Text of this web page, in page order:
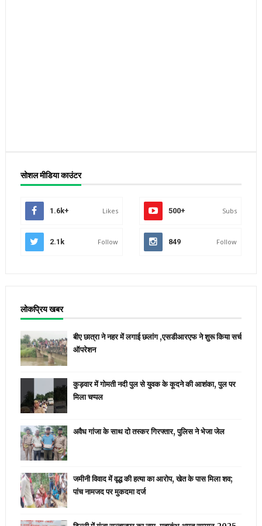
सोशल मीडिया काउंटर
1.6k+ Likes 500+ Subs
2.1k Follow 849 Follow
लोकप्रिय खबर
बीए छात्रा ने नहर में लगाई छलांग ,एसडीआरएफ ने शुरू किया सर्च
ऑपरेशन
कुड़वार में गोमती नदी पुल से युवक के कूदने की आशंका, पुल पर
मिला चप्पल
अवैध गांजा के साथ दो तस्कर गिरफ्तार, पुलिस ने भेजा जेल
जमीनी विवाद में वृद्ध की हत्या का आरोप, खेत के पास मिला शव;
पांच नामजद पर मुकदमा दर्ज